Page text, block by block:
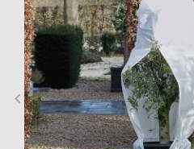
Précédent
keyboard_arrow_left